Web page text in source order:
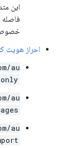
این
فاصله
احراز هویت
au
au
au